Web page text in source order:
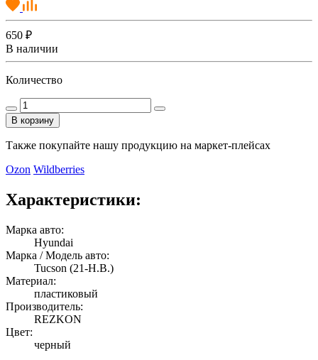
650 ₽
В наличии
Количество
В корзину
Также покупайте нашу продукцию на маркет-плейсах
Ozon Wildberries
Характеристики:
Марка авто:
Hyundai
Марка / Модель авто:
Tucson (21-Н.В.)
Материал:
пластиковый
Производитель:
REZKON
Цвет:
черный